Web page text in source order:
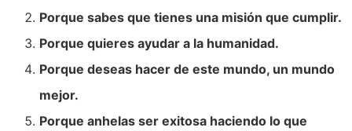
Porque sabes que tienes una misión que cumplir.
Porque quieres ayudar a la humanidad.
Porque deseas hacer de este mundo, un mundo
mejor.
Porque anhelas ser exitosa haciendo lo que